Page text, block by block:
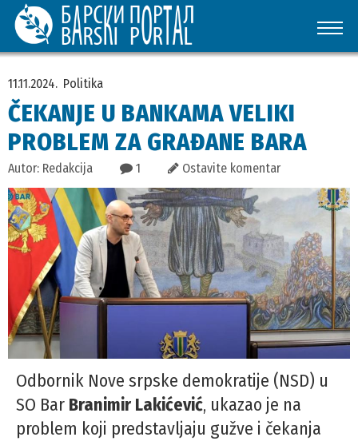
11.11.2024. Politika
ČEKANJE U BANKAMA VELIKI
PROBLEM ZA GRAĐANE BARA
Autor: Redakcija 1 Ostavite komentar
Odbornik Nove srpske demokratije (NSD) u
SO Bar Branimir Lakićević, ukazao je na
problem koji predstavljaju gužve i čekanja